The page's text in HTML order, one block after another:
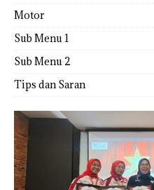
Motor
Sub Menu 1
Sub Menu 2
Tips dan Saran